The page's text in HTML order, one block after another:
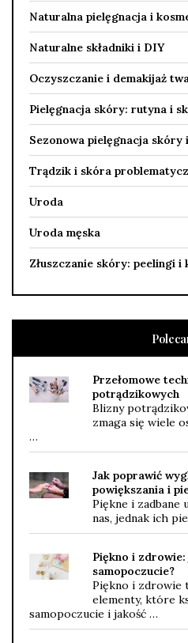
Naturalna pielęgnacja i
Naturalne składniki i DIY
Oczyszczanie i demakijaż
Pielęgnacja skóry: rutyna i
Sezonowa pielęgnacja
Trądzik i skóra
Uroda
Uroda męska
Złuszczanie skóry: peelingi i
Przełomowe
potrądzikowych
Blizny
zmaga się wiele
…
Jak poprawić
powiększania i
Piękne i zadbane
nas, jednak ich
Piękno i zdrowie:
samopoczucie?
Piękno i zdrowie
elementy, które
samopoczucie i jakość …